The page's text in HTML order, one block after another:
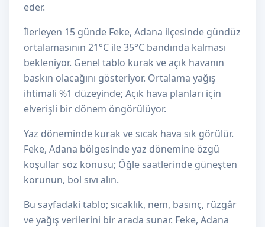
eder.
İlerleyen 15 günde Feke, Adana ilçesinde gündüz
ortalamasının 21°C ile 35°C bandında kalması
bekleniyor. Genel tablo kurak ve açık havanın
baskın olacağını gösteriyor. Ortalama yağış
ihtimali %1 düzeyinde; Açık hava planları için
elverişli bir dönem öngörülüyor.
Yaz döneminde kurak ve sıcak hava sık görülür.
Feke, Adana bölgesinde yaz dönemine özgü
koşullar söz konusu; Öğle saatlerinde güneşten
korunun, bol sıvı alın.
Bu sayfadaki tablo; sıcaklık, nem, basınç, rüzgâr
ve yağış verilerini bir arada sunar. Feke, Adana